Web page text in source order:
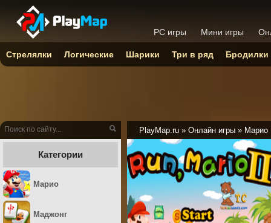
PlayMap.ru » Онлайн игры » Марио
Категории
Марио
Маджонг
PC игры Мини игры
Стрелялки Логические Шарики Три в ряд Бродилки